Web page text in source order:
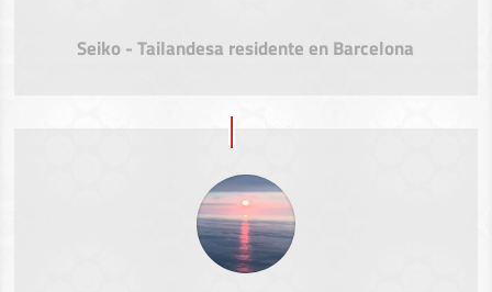
Seiko - Tailandesa residente en Barcelona